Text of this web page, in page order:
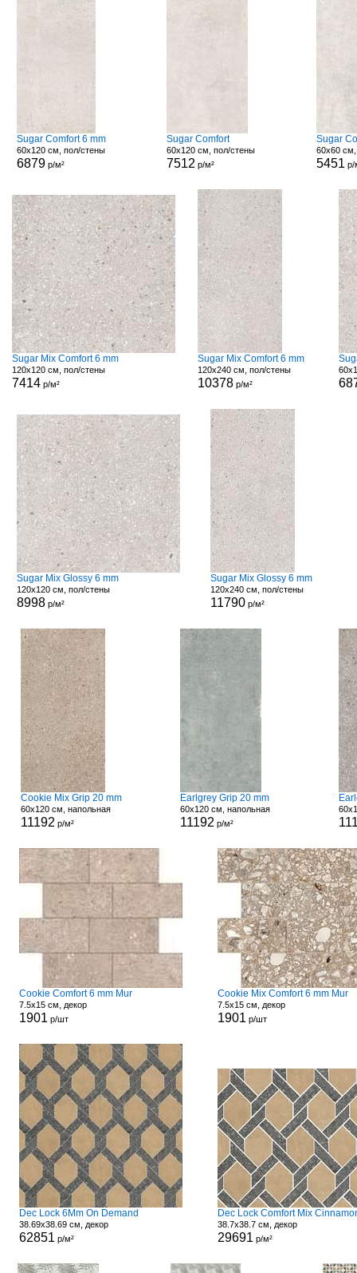
Sugar Comfort 6 mm
60x120 см, пол/стены
6879р/м²
Sugar Comfort
60x120 см, пол/стены
7512 р/м²
Sugar
60x60
5451 р/
Sugar Mix Comfort 6 mm
120x120 см, пол/стены
7414 р/м²
Sugar Mix Comfort 6 mm
120x240 см, пол/стены
10378р/м²
Sugar Mix Glossy 6 mm
120x120 см, пол/стены
8998р/м²
Sugar Mix Glossy 6 mm
120x240 см, пол/стены
11790 р/м²
Cookie Mix Grip 20 mm
60x120 см, напольная
11192 р/м²
Earlgrey Grip 20 mm
60x120 см, напольная
11192 р/м²
Cookie Comfort 6 mm Mur
7.5x15 см, декор
1901 р/шт
Cookie Mix Comfort 6 mm Mur
7.5x15 см, декор
1901 р/шт
Dec Lock 6Mm On Demand
38.69x38.69 см, декор
62851 р/м²
38.7x38.7 см, декор
29691 р/м²